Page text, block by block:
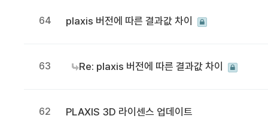
64 plaxis 버전에 따른 결과값 차이
63 Re: plaxis 버전에 따른 결과값 차이
62 PLAXIS 3D 라이센스 업데이트